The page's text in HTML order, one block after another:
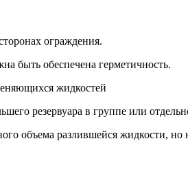
ограждения.
быть обеспечена герметичность.
жидкостей
резервуара в группе или
объема разлившейся жидкости, но